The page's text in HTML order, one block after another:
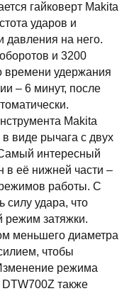
гайковерт Makita
ударов и
давления на него.
и 3200
времени удержания
– 6 минут, после
Makita
виде рычага с двух
интересный
в её нижней части –
работы. С
удара, что
режим затяжки.
меньшего диаметра
чтобы
режима
также